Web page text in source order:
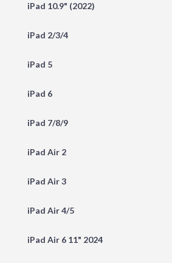
iPad 10.9" (2022)
iPad 2/3/4
iPad 5
iPad 6
iPad 7/8/9
iPad Air 2
iPad Air 3
iPad Air 4/5
iPad Air 6 11" 2024